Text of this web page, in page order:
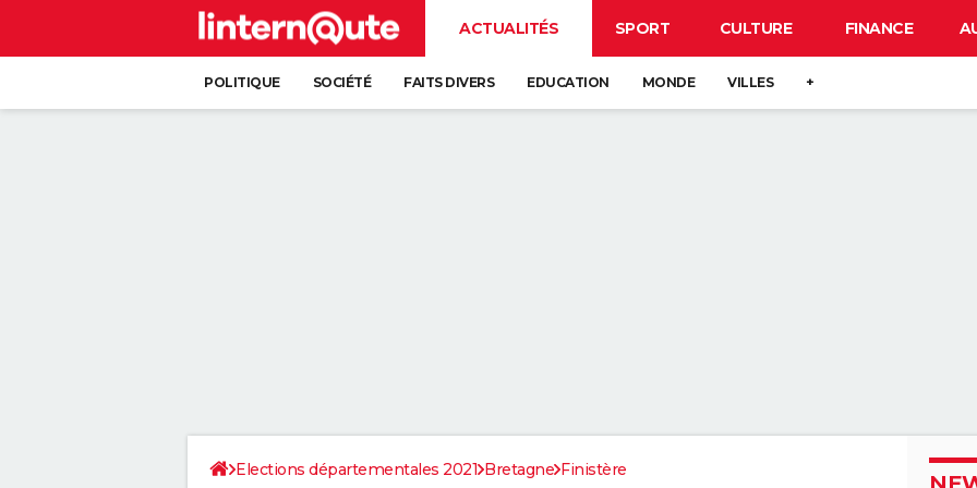
ACTUALITÉS SPORT CULTURE FINANCE
POLITIQUE SOCIÉTÉ FAITS DIVERS EDUCATION MONDE VILLES +
Elections départementales 2021 Bretagne Finistère